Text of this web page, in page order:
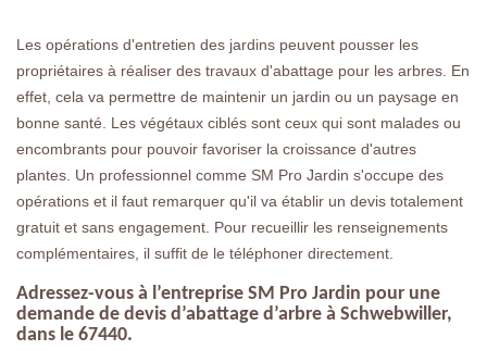
Les opérations d'entretien des jardins peuvent pousser les
propriétaires à réaliser des travaux d'abattage pour les arbres. En
effet, cela va permettre de maintenir un jardin ou un paysage en
bonne santé. Les végétaux ciblés sont ceux qui sont malades ou
encombrants pour pouvoir favoriser la croissance d'autres
plantes. Un professionnel comme SM Pro Jardin s'occupe des
opérations et il faut remarquer qu'il va établir un devis totalement
gratuit et sans engagement. Pour recueillir les renseignements
complémentaires, il suffit de le téléphoner directement.
Adressez-vous à l’entreprise SM Pro Jardin pour une
demande de devis d’abattage d’arbre à Schwebwiller,
dans le 67440.